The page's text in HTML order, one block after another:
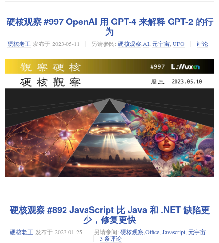
量子计算机正在重演真空管计算机的历史吗？
20 世纪 40 年代初，第一台真空管计算机投入使用，解决了人类无法解决的
问题。这些庞大的机器复杂、特殊，而且普遍不可靠。在许多方面，今天
的量子系统与早期的真空管计算机有着惊人的相似之处，它们也是难以置
信的昂贵、特殊和不直观。如果量子系统能够像多年前的巨人计算机破解
量子成为真正竞争威胁的可能性投入了大量资金。不过，目前量子计算机
能做的事情，没有一件是经典计算机做不到的，真正的创新将出现在我们
用量子算法解决量子问题的时候。
消息来源：The Register
硬核观察 #997 OpenAI 用 GPT-4 来解释 GPT-2 的行
为
硬核老王 发布于 2023-05-11 另请参阅: 硬核观察 AI, 元宇宙, UFO 评论
硬核观察 #892 JavaScript 比 Java 和 .NET 缺陷更
少，修复更快
硬核老王 发布于 2023-01-25 另请参阅: 硬核观察 Office, Javascript, 元宇宙
3 条评论